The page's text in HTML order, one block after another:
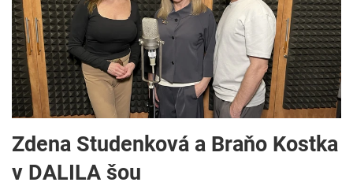
Zdena Studenková a Braňo Kostka
v DALILA šou